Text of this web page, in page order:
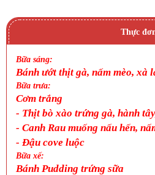
Thực
Bữa sáng:
Bánh ướt thịt gà, nấm mèo, xà
Bữa trưa:
Cơm trắng
- Thịt bò xào trứng gà, hành
- Canh Rau muống nấu hến,
- Đậu cove luộc
Bữa xế:
Bánh Pudding trứng sữa